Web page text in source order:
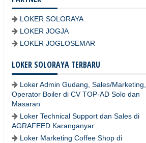
LOKER SOLORAYA
LOKER JOGJA
LOKER JOGLOSEMAR
LOKER SOLORAYA TERBARU
Loker Admin Gudang, Sales/Marketing,
Operator Boiler di CV TOP-AD Solo dan
Masaran
Loker Technical Support dan Sales di
AGRAFEED Karanganyar
Loker Marketing Coffee Shop di